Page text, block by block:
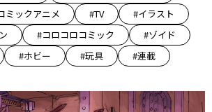
ミックアニメ #TV
#イラスト
#コロコロコミック
#ゾイド
#ホビー #玩具 #連載